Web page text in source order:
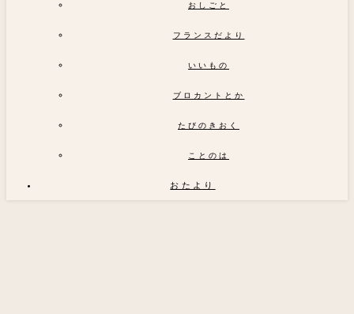
おしごと
フランスだより
いいもの
ブロカントとか
たびのきおく
ことのは
おたより